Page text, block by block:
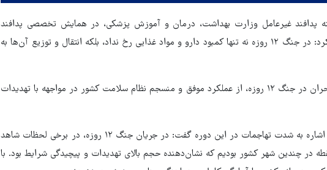
پدافند غیرعامل وزارت بهداشت، درمان و آموزش پزشکی، در همایش تخصصی پدافند
غیرعامل در نظام سلامت تأکید کرد: در جنگ ۱۲ روزه نه تنها کمبود دارو و مواد غذایی رخ نداد، بلکه انتقال و توزیع آن‌ها به
وی با تشریح تجربیات مدیریت بحران در جنگ ۱۲ روزه، از عملکرد موفق و منسجم نظام سلامت کشور در مواجهه با تهدیدات
رئیس سازمان اورژانس کشور با اشاره به شدت تهاجمات در این دوره گفت: در جریان جنگ ۱۲ روزه، در برخی لحظات شاهد
در چندین شهر کشور بودیم که نشان‌دهنده حجم بالای تهدیدات و پیچیدگی شرایط بود. با